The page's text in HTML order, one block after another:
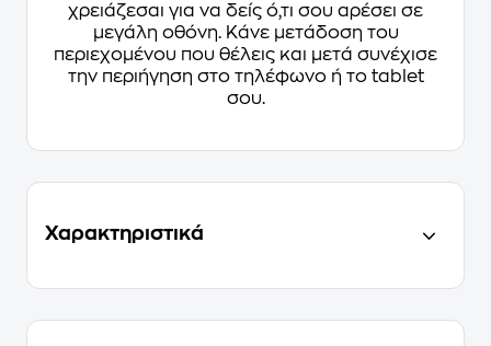
χρειάζεσαι για να δείς ό,τι σου αρέσει σε
μεγάλη οθόνη. Κάνε μετάδοση του
περιεχομένου που θέλεις και μετά συνέχισε
την περιήγηση στο τηλέφωνο ή το tablet
σου.
Χαρακτηριστικά